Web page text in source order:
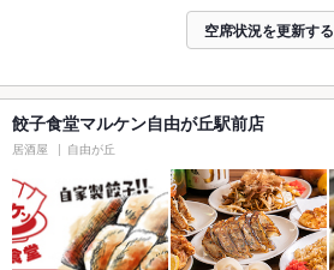
空席状況を更新する
餃子食堂マルケン自由が丘駅前店
居酒屋 自由が丘